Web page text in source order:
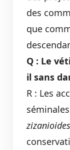
des
que
Q : Le
il sans
R : Les
zizanioides